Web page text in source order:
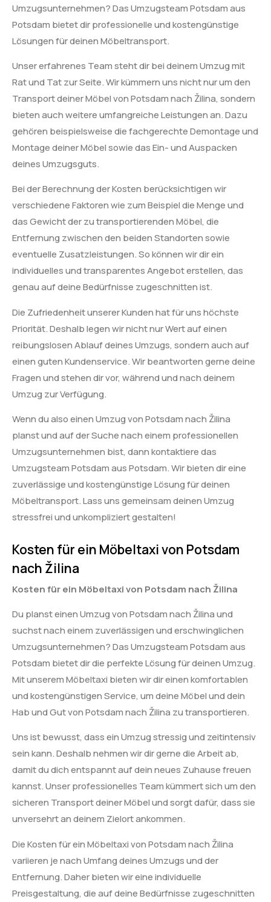
Umzugsunternehmen? Das Umzugsteam Potsdam aus
Potsdam bietet dir professionelle und kostengünstige
Lösungen für deinen Möbeltransport.
Unser erfahrenes Team steht dir bei deinem Umzug mit
Rat und Tat zur Seite. Wir kümmern uns nicht nur um den
Transport deiner Möbel von Potsdam nach Žilina, sondern
bieten auch weitere umfangreiche Leistungen an. Dazu
gehören beispielsweise die fachgerechte Demontage und
Montage deiner Möbel sowie das Ein- und Auspacken
deines Umzugsguts.
Bei der Berechnung der Kosten berücksichtigen wir
verschiedene Faktoren wie zum Beispiel die Menge und
das Gewicht der zu transportierenden Möbel, die
Entfernung zwischen den beiden Standorten sowie
eventuelle Zusatzleistungen. So können wir dir ein
individuelles und transparentes Angebot erstellen, das
genau auf deine Bedürfnisse zugeschnitten ist.
Die Zufriedenheit unserer Kunden hat für uns höchste
Priorität. Deshalb legen wir nicht nur Wert auf einen
reibungslosen Ablauf deines Umzugs, sondern auch auf
einen guten Kundenservice. Wir beantworten gerne deine
Fragen und stehen dir vor, während und nach deinem
Umzug zur Verfügung.
Wenn du also einen Umzug von Potsdam nach Žilina
planst und auf der Suche nach einem professionellen
Umzugsunternehmen bist, dann kontaktiere das
Umzugsteam Potsdam aus Potsdam. Wir bieten dir eine
zuverlässige und kostengünstige Lösung für deinen
Möbeltransport. Lass uns gemeinsam deinen Umzug
stressfrei und unkompliziert gestalten!
Kosten für ein Möbeltaxi von Potsdam
nach Žilina
Kosten für ein Möbeltaxi von Potsdam nach Žilina
Du planst einen Umzug von Potsdam nach Žilina und
suchst nach einem zuverlässigen und erschwinglichen
Umzugsunternehmen? Das Umzugsteam Potsdam aus
Potsdam bietet dir die perfekte Lösung für deinen Umzug.
Mit unserem Möbeltaxi bieten wir dir einen komfortablen
und kostengünstigen Service, um deine Möbel und dein
Hab und Gut von Potsdam nach Žilina zu transportieren.
Uns ist bewusst, dass ein Umzug stressig und zeitintensiv
sein kann. Deshalb nehmen wir dir gerne die Arbeit ab,
damit du dich entspannt auf dein neues Zuhause freuen
kannst. Unser professionelles Team kümmert sich um den
sicheren Transport deiner Möbel und sorgt dafür, dass sie
unversehrt an deinem Zielort ankommen.
Die Kosten für ein Möbeltaxi von Potsdam nach Žilina
variieren je nach Umfang deines Umzugs und der
Entfernung. Daher bieten wir eine individuelle
Preisgestaltung, die auf deine Bedürfnisse zugeschnitten